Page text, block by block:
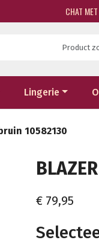
CHAT
Lingerie
10582130
€ 79,95